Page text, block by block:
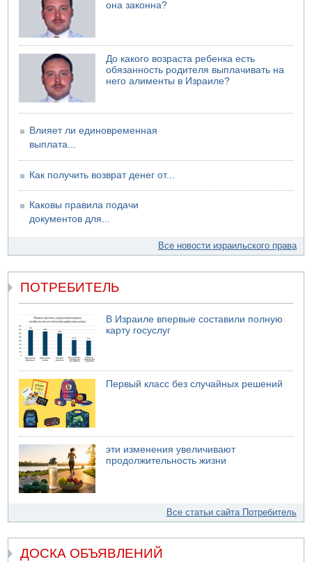
05.08.2026 13:32
В России горят новые склады
она законна?
До какого возраста ребенка есть
обязанность родителя выплачивать на
него алименты в Израиле?
Влияет ли единовременная
выплата...
Как получить возврат денег от...
Каковы правила подачи
документов для...
Все новости израильского права
ПОТРЕБИТЕЛЬ
В Израиле впервые составили полную
карту госуслуг
Первый класс без случайных решений
эти изменения увеличивают
продолжительность жизни
Все статьи сайта Потребитель
ДОСКА ОБЪЯВЛЕНИЙ